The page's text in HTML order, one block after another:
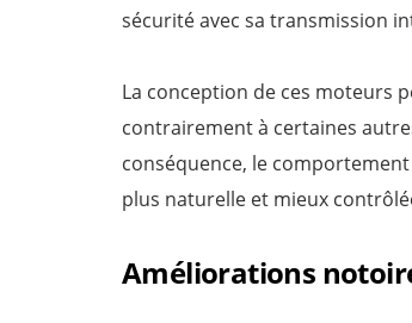
sécurité avec sa transmission
La conception de ces moteurs
contrairement à certaines
conséquence, le
plus naturelle et mieux
Améliorations